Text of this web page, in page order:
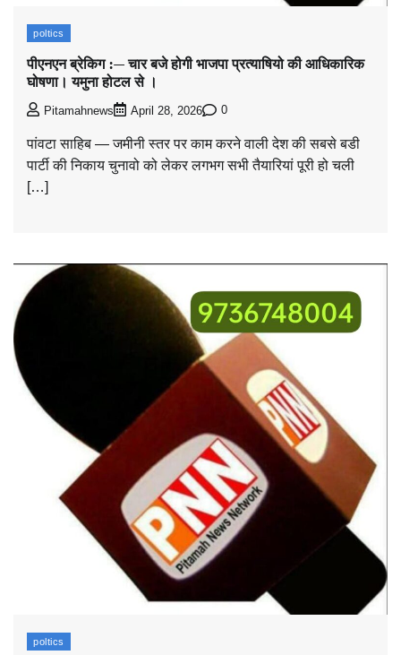
poltics
पीएनएन ब्रेकिग :— चार बजे होगी भाजपा प्रत्याषियो की आधिकारिक
घोषणा। यमुना होटल से ।
Pitamahnews April 28, 2026 0
पांवटा साहिब — जमीनी स्तर पर काम करने वाली देश की सबसे बडी
पार्टी की निकाय चुनावो को लेकर लगभग सभी तैयारियां पूरी हो चली
[…]
poltics